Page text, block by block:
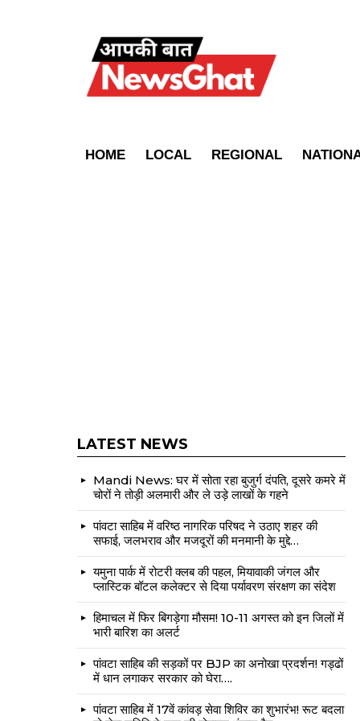
HOME LOCAL REGIONAL
LATEST NEWS
Mandi News: घर में सोता रहा बुजुर्ग दंपति, दूसरे कमरे में
चोरों ने तोड़ी अलमारी और ले उड़े लाखों के गहने
पांवटा साहिब में वरिष्ठ नागरिक परिषद ने उठाए शहर की
सफाई, जलभराव और मजदूरों की मनमानी के मुद्दे…
यमुना पार्क में रोटरी क्लब की पहल, मियावाकी जंगल और
प्लास्टिक बॉटल कलेक्टर से दिया पर्यावरण संरक्षण का संदेश
हिमाचल में फिर बिगड़ेगा मौसम! 10-11 अगस्त को इन जिलों में
भारी बारिश का अलर्ट
पांवटा साहिब की सड़कों पर BJP का अनोखा प्रदर्शन! गड्ढों
में धान लगाकर सरकार को घेरा….
पांवटा साहिब में 17वें कांवड़ सेवा शिविर का शुभारंभ! रूट बदला